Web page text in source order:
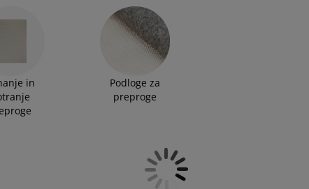
čiščenje in vzdrževanje, kar vam omogoča, da ohranite
rdečega vina s preproge
in
Podloge za
preproge